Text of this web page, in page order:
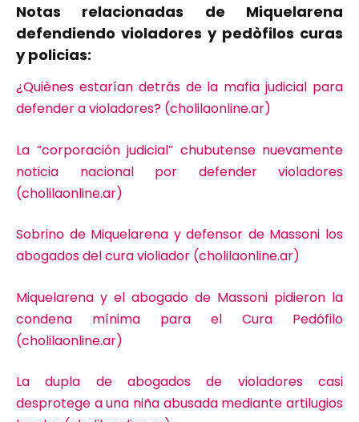
Notas relacionadas de Miquelarena
defendiendo violadores y pedòfilos curas
y policias:
¿Quiènes estarían detrás de la mafia judicial para
defender a violadores? (cholilaonline.ar)
La “corporación judicial” chubutense nuevamente
noticia nacional por defender violadores
(cholilaonline.ar)
Sobrino de Miquelarena y defensor de Massoni los
abogados del cura violiador (cholilaonline.ar)
Miquelarena y el abogado de Massoni pidieron la
condena mínima para el Cura Pedófilo
(cholilaonline.ar)
La dupla de abogados de violadores casi
desprotege a una niña abusada mediante artilugios